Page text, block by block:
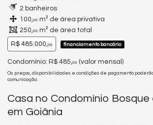
2 banheiros
100,00 m² de área privativa
250,00 m² de área total
R$ 485.000,00 financiamento bancário
Condomínio: R$ 485, 00 (valor mensal)
Os preços, disponibilidades e condições de pagamento
comunicação.
Casa no Condomínio Bosque
em Goiânia